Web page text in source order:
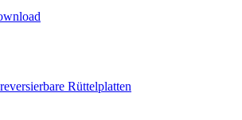
Rüttelplatten